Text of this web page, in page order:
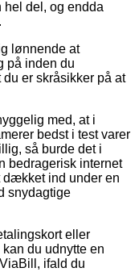
hel del, og endda
lønnende at
på inden du
er skråsikker på at
med, at i
bedst i test varer
så burde det i
bedragerisk internet
dækket ind under en
snydagtige
eller
du udnytte en
ifald du